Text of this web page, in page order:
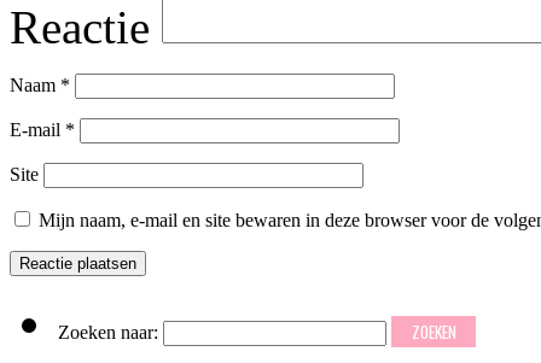
Reactie
Naam *
E-mail *
Site
Mijn naam, e-mail en site bewaren in deze browser voor de
Zoeken naar: